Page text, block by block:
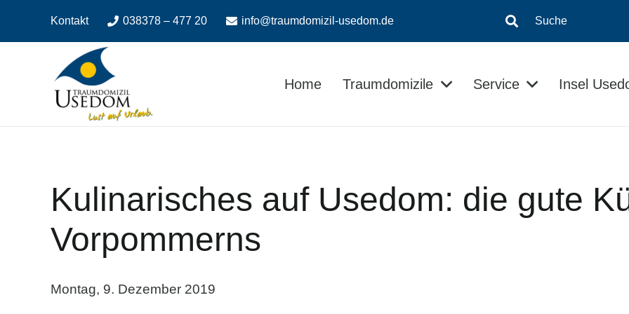
Navigation
Kontakt 038378 – 477 20 info@traumdomizil-usedom.de Suche
Home Traumdomizile Service Insel
Kulinarisches auf Usedom: die gute
Vorpommerns
Montag, 9. Dezember 2019